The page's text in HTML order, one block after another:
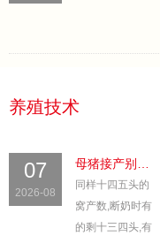
养殖技术
07
2026-08
母猪接产别慌：产程拖长、假死仔猪该怎么处理
同样十四五头的
窝产数,断奶时有
的剩十三四头,有